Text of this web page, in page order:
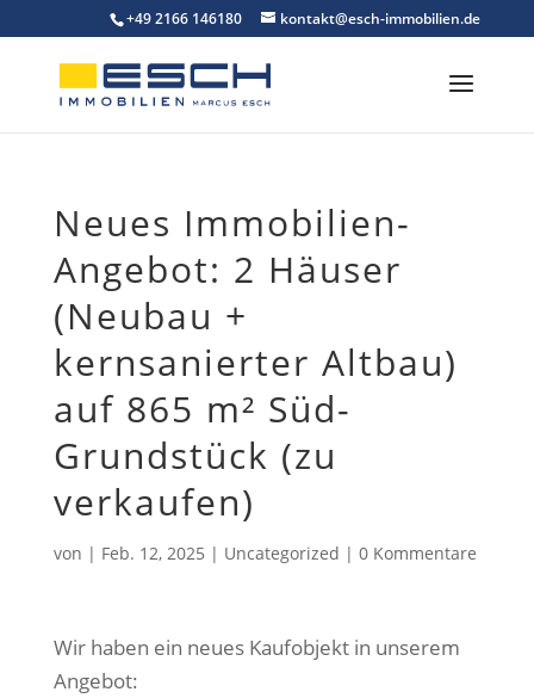
to
content
+49 2166 146180 kontakt@esch-immobilien.de
Neues Immobilien-
Angebot: 2 Häuser
(Neubau +
kernsanierter Altbau)
auf 865 m² Süd-
Grundstück (zu
verkaufen)
von | Feb. 12, 2025 | Uncategorized | 0 Kommentare
Wir haben ein neues Kaufobjekt in unserem
Angebot: